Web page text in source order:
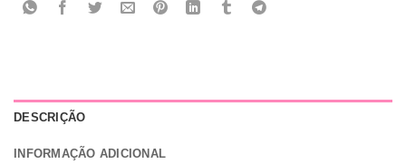
DESCRIÇÃO
INFORMAÇÃO ADICIONAL